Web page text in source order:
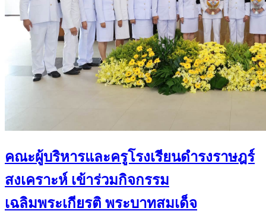
คณะผู้บริหารและครูโรงเรียนดำรงราษฎร์
สงเคราะห์ เข้าร่วมกิจกรรม
เฉลิมพระเกียรติ พระบาทสมเด็จ